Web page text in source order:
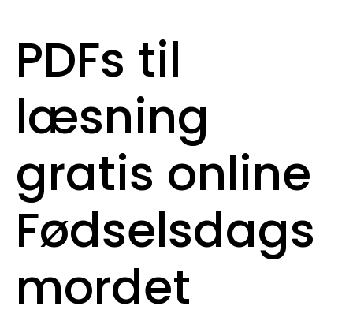
PDFs til
læsning
gratis online
Fødselsdags
mordet